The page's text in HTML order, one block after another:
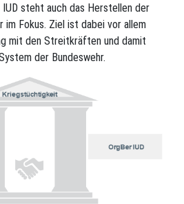
IUD steht auch das Herstellen der
Fokus. Ziel ist dabei vor allem
mit den Streitkräften und damit
der Bundeswehr.